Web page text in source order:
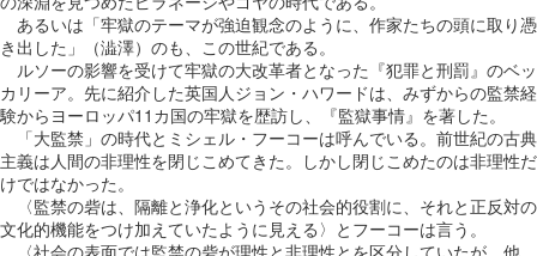
あるいは「牢獄のテーマが強迫観念のように、作家たちの頭に取り憑
き出した」（澁澤）のも、この世紀である。
ルソーの影響を受けて牢獄の大改革者となった『犯罪と刑罰』のベッ
カリーア。先に紹介した英国人ジョン・ハワードは、みずからの監禁経
験からヨーロッパ11カ国の牢獄を歴訪し、『監獄事情』を著した。
「大監禁」の時代とミシェル・フーコーは呼んでいる。前世紀の古典
主義は人間の非理性を閉じこめてきた。しかし閉じこめたのは非理性だ
けではなかった。
〈監禁の砦は、隔離と浄化というその社会的役割に、それと正反対の
文化的機能をつけ加えていたように見える〉とフーコーは言う。
〈社会の表面では監禁の砦が理性と非理性とを区分していたが、他